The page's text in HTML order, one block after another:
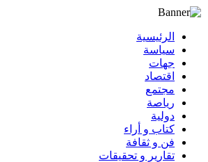
الرئيسية
سياسة
جهات
اقتصاد
مجتمع
رياصة
دولية
كتاب و أراء
فن و ثقافة
تقارير و تحقيقات